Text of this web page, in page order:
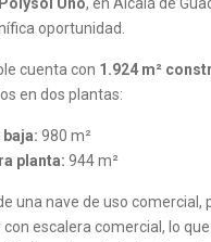
oportunidad.
cuenta con 1.924 m²
en dos plantas:
baja: 980 m²
planta: 944 m²
una nave de uso comercial,
escalera comercial, lo